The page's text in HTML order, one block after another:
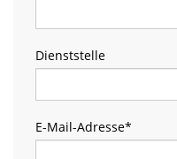
Dienststelle
E-Mail-Adresse*